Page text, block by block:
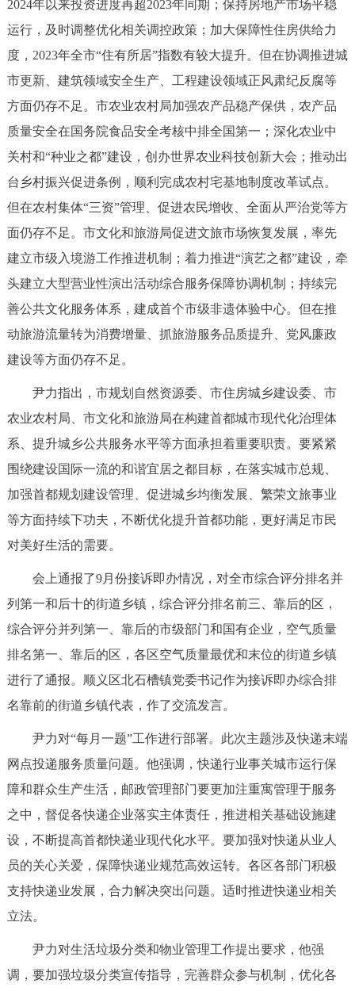
政民互动
参与调查 在线访谈 图说互动
走进北京
绿色北京 图说北京 视频北京
多语种
ESPAÑOL العربية PORTUGUÊS
ITALIANO
回到顶部
2024年以来投资进度再超2023年同期；保持房地产市场平稳
运行，及时调整优化相关调控政策；加大保障性住房供给力
度，2023年全市“住有所居”指数有较大提升。但在协调推进城
市更新、建筑领域安全生产、工程建设领域正风肃纪反腐等
方面仍存不足。市农业农村局加强农产品稳产保供，农产品
质量安全在国务院食品安全考核中排全国第一；深化农业中
关村和“种业之都”建设，创办世界农业科技创新大会；推动出
台乡村振兴促进条例，顺利完成农村宅基地制度改革试点。
但在农村集体“三资”管理、促进农民增收、全面从严治党等方
面仍存不足。市文化和旅游局促进文旅市场恢复发展，率先
建立市级入境游工作推进机制；着力推进“演艺之都”建设，牵
头建立大型营业性演出活动综合服务保障协调机制；持续完
善公共文化服务体系，建成首个市级非遗体验中心。但在推
动旅游流量转为消费增量、抓旅游服务品质提升、党风廉政
建设等方面仍存不足。
尹力指出，市规划自然资源委、市住房城乡建设委、市
农业农村局、市文化和旅游局在构建首都城市现代化治理体
系、提升城乡公共服务水平等方面承担着重要职责。要紧紧
围绕建设国际一流的和谐宜居之都目标，在落实城市总规、
加强首都规划建设管理、促进城乡均衡发展、繁荣文旅事业
等方面持续下功夫，不断优化提升首都功能，更好满足市民
对美好生活的需要。
会上通报了9月份接诉即办情况，对全市综合评分排名并
列第一和后十的街道乡镇，综合评分排名前三、靠后的区，
综合评分并列第一、靠后的市级部门和国有企业，空气质量
排名第一、靠后的区，各区空气质量最优和末位的街道乡镇
进行了通报。顺义区北石槽镇党委书记作为接诉即办综合排
名靠前的街道乡镇代表，作了交流发言。
尹力对“每月一题”工作进行部署。此次主题涉及快递末端
网点投递服务质量问题。他强调，快递行业事关城市运行保
障和群众生产生活，邮政管理部门要更加注重寓管理于服务
之中，督促各快递企业落实主体责任，推进相关基础设施建
设，不断提高首都快递业现代化水平。要加强对快递从业人
员的关心关爱，保障快递业规范高效运转。各区各部门积极
支持快递业发展，合力解决突出问题。适时推进快递业相关
立法。
尹力对生活垃圾分类和物业管理工作提出要求，他强
调，要加强垃圾分类宣传指导，完善群众参与机制，优化各